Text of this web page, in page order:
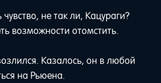
не так ли, Кацураги?
возможности отомстить.
Казалось, он в любой
на Рьюена.